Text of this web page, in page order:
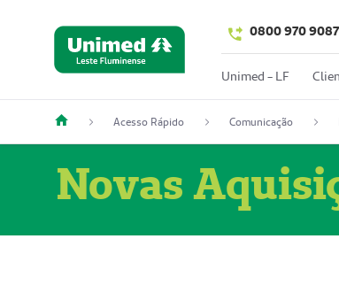
0800 970 9087
Unimed - LF
Acesso Rápido Comunicação
Novas